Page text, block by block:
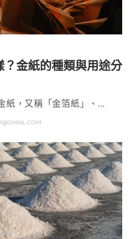
？金紙的種類與用途分
紙，又稱「金箔紙」、…